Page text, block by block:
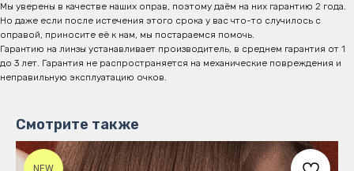
Мы уверены в качестве наших оправ, поэтому даём на них гарантию 2 года.
Но даже если после истечения этого срока у вас что-то случилось с
оправой, приносите её к нам, мы постараемся помочь.
Гарантию на линзы устанавливает производитель, в среднем гарантия от 1
до 3 лет. Гарантия не распространяется на механические повреждения и
неправильную эксплуатацию очков.
Смотрите также